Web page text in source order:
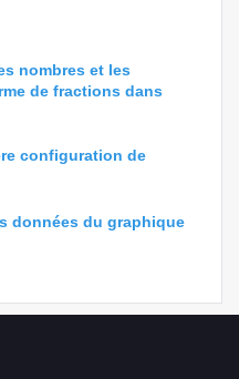
nombres et les
de fractions dans
configuration de
données du graphique